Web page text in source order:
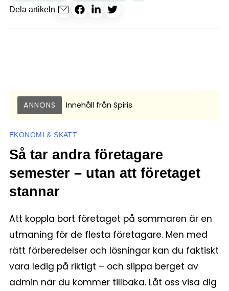
Dela artikeln
ANNONS Innehåll från Spiris
EKONOMI & SKATT
Så tar andra företagare
semester – utan att företaget
stannar
Att koppla bort företaget på sommaren är en
utmaning för de flesta företagare. Men med
rätt förberedelser och lösningar kan du faktiskt
vara ledig på riktigt – och slippa berget av
admin när du kommer tillbaka. Låt oss visa dig